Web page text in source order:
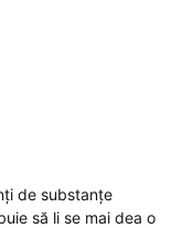
de substanțe
să li se mai dea o